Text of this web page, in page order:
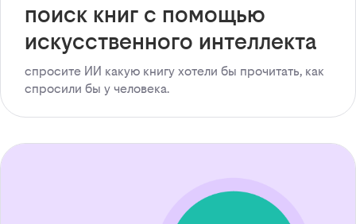
поиск книг с помощью
искусственного интеллекта
спросите ИИ какую книгу хотели бы прочитать, как
спросили бы у человека.